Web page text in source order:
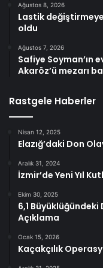
Ağustos 8, 2026
Lastik
oldu
Ağustos 7, 2026
Safiye Soyman’ın
Akaröz’ü mezarı
Rastgele Haberler
Nisan 12, 2025
Elazığ’daki Don
Aralık 31, 2024
İzmir’de Yeni Yıl
Ekim 30, 2025
6,1 Büyüklüğündeki
Açıklama
Ocak 15, 2026
Kaçakçılık